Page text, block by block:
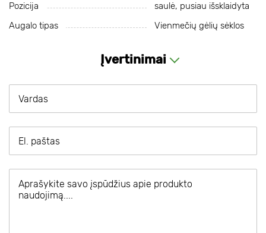
Pozicija
saulė, pusiau išsklaidyta
Augalo tipas
Vienmečių gėlių sėklos
Įvertinimai